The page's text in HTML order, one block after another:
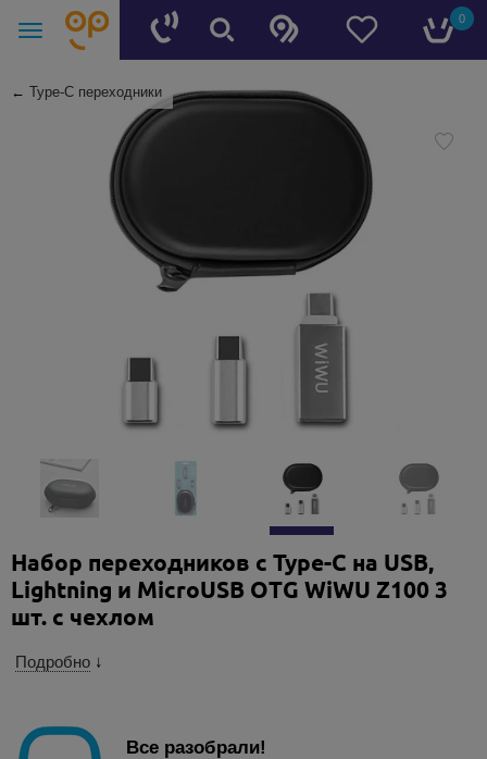
0
← Type-C переходники
Набор переходников с Type-C на USB,
Lightning и MicroUSB OTG WiWU Z100 3
шт. с чехлом
Подробно ↓
Все разобрали!